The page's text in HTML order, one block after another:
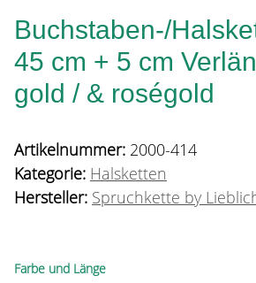
Buchstaben-/
45 cm + 5 cm
gold / & roségold
Artikelnummer: 2000-414
Kategorie: Halsketten
Hersteller: Spruchkette by
Farbe und Länge